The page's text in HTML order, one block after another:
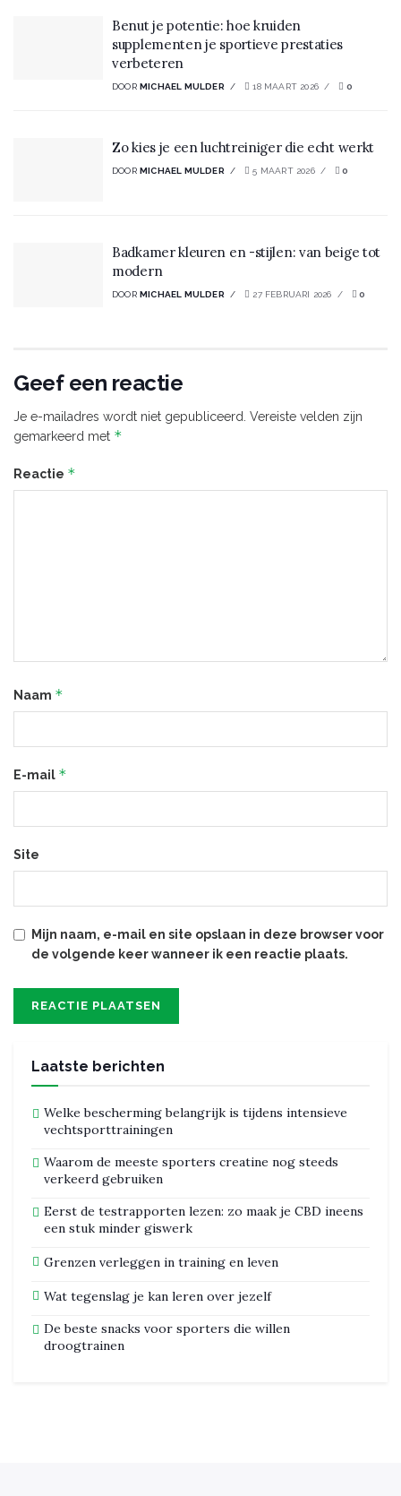
Benut je potentie: hoe kruiden
supplementen je sportieve prestaties
verbeteren
DOOR MICHAEL MULDER 18 MAART 2026 0
Zo kies je een luchtreiniger die echt werkt
DOOR MICHAEL MULDER 5 MAART 2026 0
Badkamer kleuren en -stijlen: van beige tot
modern
DOOR MICHAEL MULDER 27 FEBRUARI 2026 0
Geef een reactie
Je e-mailadres wordt niet gepubliceerd. Vereiste velden zijn
gemarkeerd met *
Reactie *
Naam *
E-mail *
Site
Mijn naam, e-mail en site opslaan in deze browser voor
de volgende keer wanneer ik een reactie plaats.
Laatste berichten
Welke bescherming belangrijk is tijdens intensieve
vechtsporttrainingen
Waarom de meeste sporters creatine nog steeds
verkeerd gebruiken
Eerst de testrapporten lezen: zo maak je CBD ineens
een stuk minder giswerk
Grenzen verleggen in training en leven
Wat tegenslag je kan leren over jezelf
De beste snacks voor sporters die willen
droogtrainen